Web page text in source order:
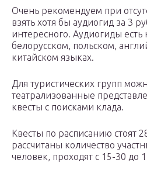
Очень рекомендуем при
взять хотя бы аудиогид за 3
интересного. Аудиогиды есть
белорусском, польском,
китайском языках.
Для туристических групп
театрализованные
квесты с поисками клада.
Квесты по расписанию стоят
рассчитаны количество
человек, проходят с 15-30 до